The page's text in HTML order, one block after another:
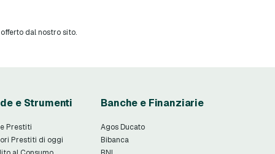
dal nostro sito.
e Strumenti
Prestiti
Prestiti di oggi
Banche e Finanziarie
Agos Ducato
Bibanca